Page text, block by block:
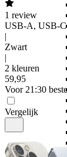
1 review
USB-A, USB-C
|
Zwart
|
2 kleuren
59,95
Voor 21:30
Vergelijk